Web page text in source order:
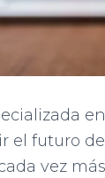
en
el futuro
vez